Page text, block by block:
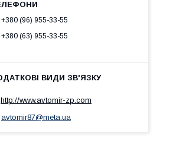
+380 (96) 955-33-55
+380 (63) 955-33-55
http://www.avtomir-zp.com
avtomir87@meta.ua